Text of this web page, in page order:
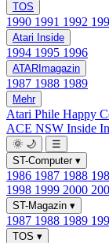
TOS
1990 1991 1992
Atari Inside
1994 1995 1996
ATARImagazin
1987 1988 1989
Mehr
Atari Phile Happy
ACE NSW Inside
🌞 🌙
☰
ST-Computer ▾
1986 1987 1988
1998 1999 2000
ST-Magazin ▾
1987 1988 1989
TOS ▾